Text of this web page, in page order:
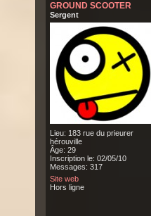
GROUND SCOOTER
Sergent
Lieu: 183 rue du prieurer
hérouville
Âge: 29
Inscription le: 02/05/10
Messages: 317
Site web
Hors ligne